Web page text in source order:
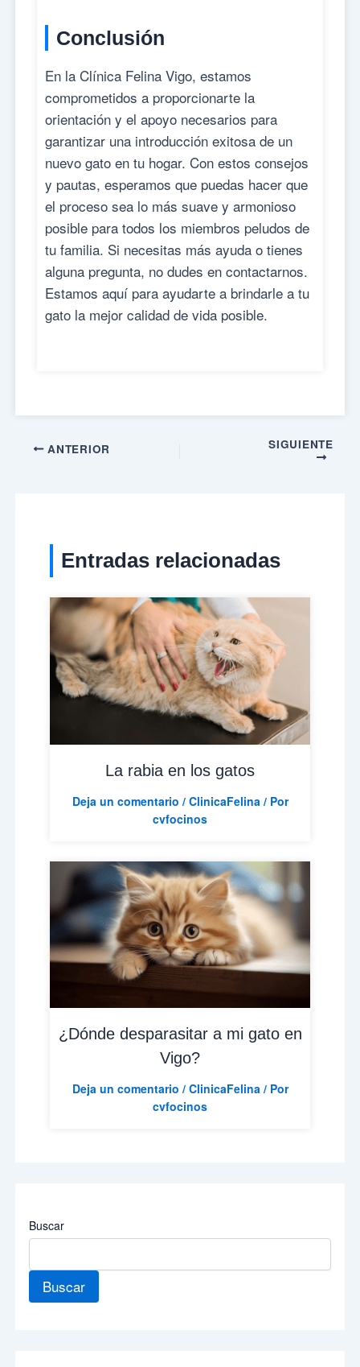
Conclusión
En la Clínica Felina Vigo, estamos
comprometidos a proporcionarte la
orientación y el apoyo necesarios para
garantizar una introducción exitosa de un
nuevo gato en tu hogar. Con estos consejos
y pautas, esperamos que puedas hacer que
el proceso sea lo más suave y armonioso
posible para todos los miembros peludos de
tu familia. Si necesitas más ayuda o tienes
alguna pregunta, no dudes en contactarnos.
Estamos aquí para ayudarte a brindarle a tu
gato la mejor calidad de vida posible.
ANTERIOR SIGUIENTE
Entradas relacionadas
La rabia en los gatos
Deja un comentario / ClinicaFelina / Por
cvfocinos
¿Dónde desparasitar a mi gato en
Vigo?
Deja un comentario / ClinicaFelina / Por
cvfocinos
Buscar
Buscar